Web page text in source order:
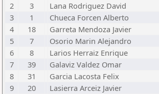
2
3 Lana Rodriguez David
3
1 Chueca Forcen Alberto
4
18 Garreta Mendoza Javier
5
7 Osorio Marin Alejandro
6
8 Larios Herraiz Enrique
7
39 Galaviz Valdez Omar
8
31 Garcia Lacosta Felix
9
20 Lasierra Arceiz Javier